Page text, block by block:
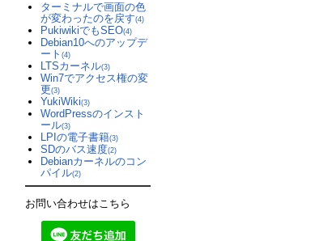
ターミナルで画面の色
が変わったのを戻す(4)
PukiwikiでもSEO(4)
Debian10へのアップデ
ート(4)
LTSカーネル(3)
Win7でアクセス権の変
更(3)
YukiWiki(3)
WordPressのインスト
ール(3)
LPIの電子書籍(3)
SDのバス速度(2)
Debianカーネルのコン
パイル(2)
お問い合わせはこちら